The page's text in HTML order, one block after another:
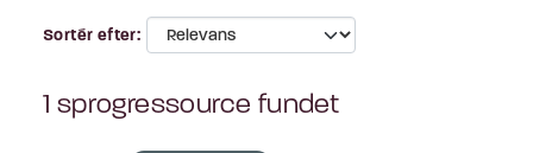
Sortér efter
1 sprogressource fundet